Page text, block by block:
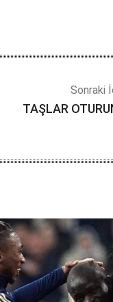
Sonraki
TAŞLAR